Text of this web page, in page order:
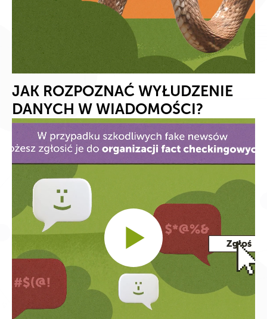
JAK ROZPOZNAĆ WYŁUDZENIE
DANYCH W WIADOMOŚCI?